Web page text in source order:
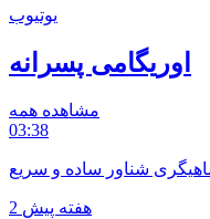
یوتیوب
اوریگامی پسرانه
مشاهده همه
03:38
شناور ساده و سریع
2 هفته پیش